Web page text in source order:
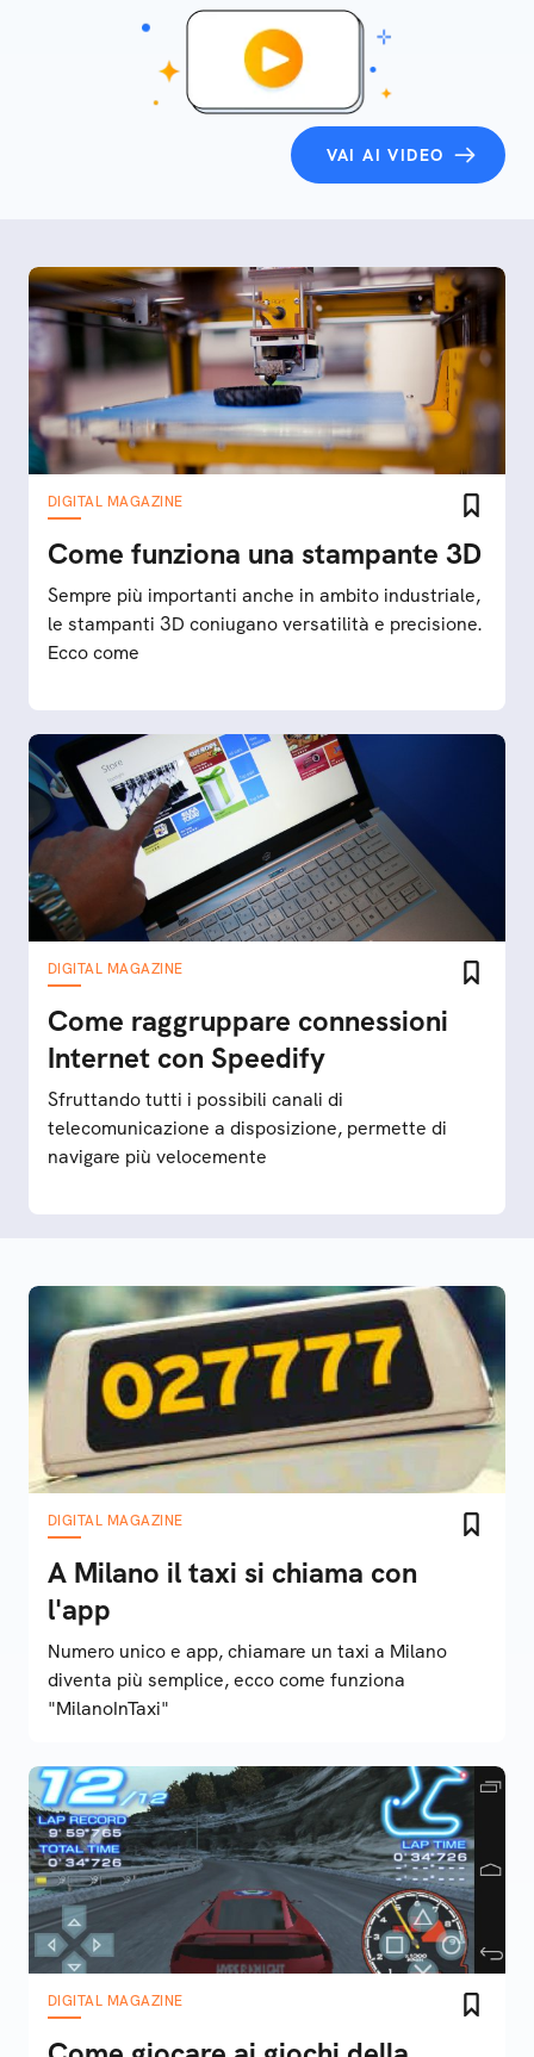
VAI AI VIDEO
DIGITAL MAGAZINE
Come funziona una stampante 3D
Sempre più importanti anche in ambito industriale,
le stampanti 3D coniugano versatilità e precisione.
Ecco come
DIGITAL MAGAZINE
Come raggruppare connessioni
Internet con Speedify
Sfruttando tutti i possibili canali di
telecomunicazione a disposizione, permette di
navigare più velocemente
DIGITAL MAGAZINE
A Milano il taxi si chiama con
l'app
Numero unico e app, chiamare un taxi a Milano
diventa più semplice, ecco come funziona
"MilanoInTaxi"
DIGITAL MAGAZINE